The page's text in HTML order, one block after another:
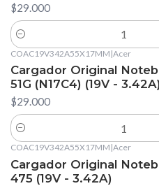
$29.000
Cantidad
COAC19V342A55X17MM |Acer
Cargador Original
51G (N17C4) (19V - 3.42A)
$29.000
Cantidad
COAC19V342A55X17MM |Acer
Cargador Original
475 (19V - 3.42A)